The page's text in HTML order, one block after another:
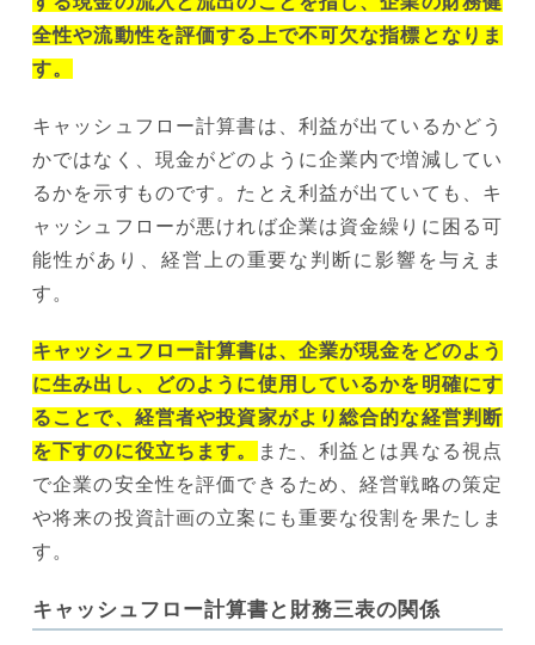
全性や流動性を評価する上で不可欠な指標となりま
す。
キャッシュフロー計算書は、利益が出ているかどう
かではなく、現金がどのように企業内で増減してい
るかを示すものです。たとえ利益が出ていても、キ
ャッシュフローが悪ければ企業は資金繰りに困る可
能性があり、経営上の重要な判断に影響を与えま
す。
キャッシュフロー計算書は、企業が現金をどのよう
に生み出し、どのように使用しているかを明確にす
ることで、経営者や投資家がより総合的な経営判断
を下すのに役立ちます。
また、利益とは異なる視点
で企業の安全性を評価できるため、経営戦略の策定
や将来の投資計画の立案にも重要な役割を果たしま
す。
キャッシュフロー計算書と財務三表の関係